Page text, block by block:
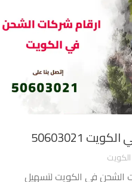
50603021
الشحن في الكويت لتسهيل